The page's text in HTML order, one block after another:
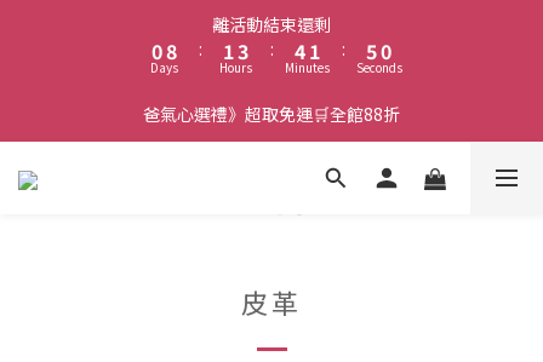
離活動結束還剩
08
7
6
5
Days
:
2
1
0
4
3
2
1
0
Hours
:
5
4
3
2
1
2
1
0
Minutes
:
4
3
2
1
9
8
7
6
4
Seconds
爸氣心選禮》超取免運🛒全館88折
皮革